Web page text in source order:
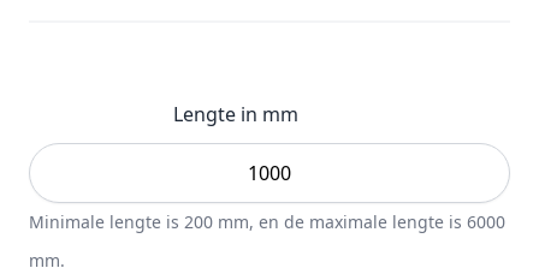
Lengte in mm
Minimale lengte is 200 mm, en de maximale lengte is 6000
mm.